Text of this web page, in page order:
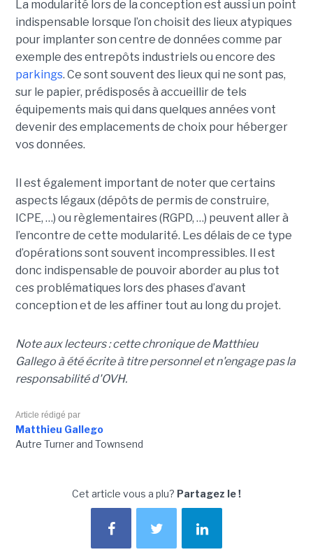
La modularité lors de la conception est aussi un point
indispensable lorsque l’on choisit des lieux atypiques
pour implanter son centre de données comme par
exemple des entrepôts industriels ou encore des
parkings. Ce sont souvent des lieux qui ne sont pas,
sur le papier, prédisposés à accueillir de tels
équipements mais qui dans quelques années vont
devenir des emplacements de choix pour héberger
vos données.
Il est également important de noter que certains
aspects légaux (dépôts de permis de construire,
ICPE, …) ou règlementaires (RGPD, …) peuvent aller à
l’encontre de cette modularité. Les délais de ce type
d’opérations sont souvent incompressibles. Il est
donc indispensable de pouvoir aborder au plus tot
ces problématiques lors des phases d’avant
conception et de les affiner tout au long du projet.
Note aux lecteurs : cette chronique de Matthieu
Gallego à été écrite à titre personnel et n'engage pas la
responsabilité d'OVH.
Article rédigé par
Matthieu Gallego
Autre Turner and Townsend
Cet article vous a plu? Partagez le !